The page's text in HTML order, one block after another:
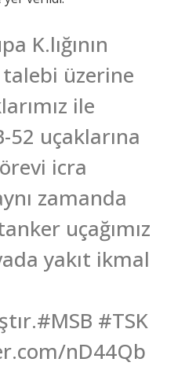
K.lığının
talebi üzerine
ile
52 uçaklarına
icra
zamanda
uçağımız
yakıt ikmal
#TSK
nD44Qb